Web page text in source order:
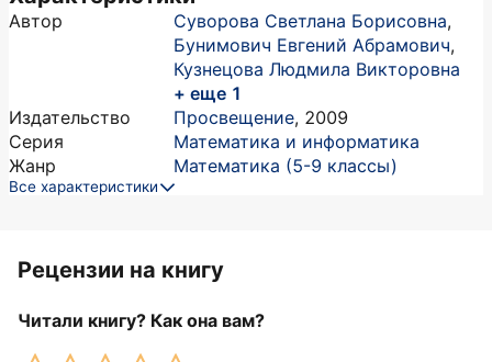
Автор Суворова Светлана Борисовна,
Бунимович Евгений Абрамович,
Кузнецова Людмила Викторовна
+ еще 1
Издательство
Просвещение, 2009
Серия
Математика и информатика
Жанр
Математика (5-9 классы)
Все характеристики
Рецензии на книгу
Читали книгу? Как она вам?